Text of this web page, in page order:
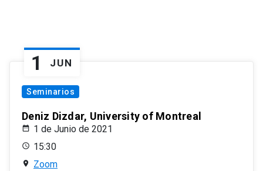
1 JUN
Seminarios
Deniz Dizdar, University of Montreal
1 de Junio de 2021
15:30
Zoom